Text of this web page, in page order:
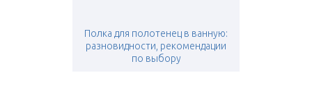
Полка для полотенец в ванную:
разновидности, рекомендации
по выбору